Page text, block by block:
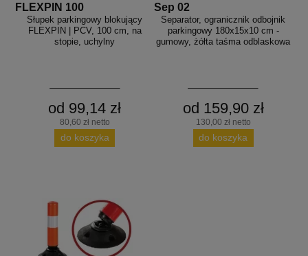
FLEXPIN 100
Słupek parkingowy blokujący
FLEXPIN | PCV, 100 cm, na
stopie, uchylny
od 99,14 zł
80,60 zł netto
do koszyka
Sep 02
Separator, ogranicznik odbojnik
parkingowy 180x15x10 cm -
gumowy, żółta taśma odblaskowa
od 159,90 zł
130,00 zł netto
do koszyka